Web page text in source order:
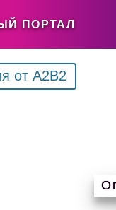
ПОРТАЛ
от A2B2